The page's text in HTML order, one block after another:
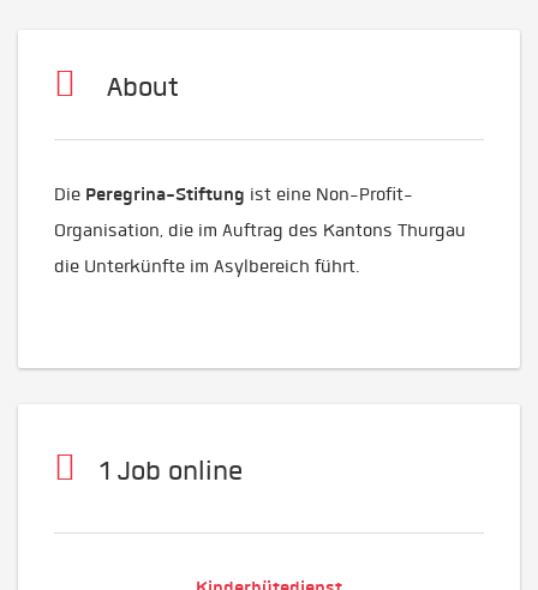
About
Die Peregrina-Stiftung ist eine Non-Profit-
Organisation, die im Auftrag des Kantons Thurgau
die Unterkünfte im Asylbereich führt.
1 Job online